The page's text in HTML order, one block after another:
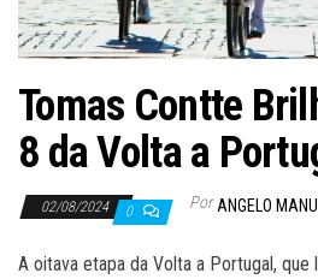
Tomas Contte
8 da Volta a
02/08/2024 0 Por ANGELO
A oitava etapa da Volta a Portugal, que